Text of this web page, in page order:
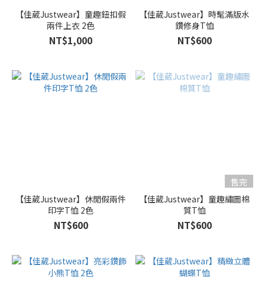
【佳葳Justwear】童趣鈕扣假
兩件上衣 2色
NT$1,000
【佳葳Justwear】時髦滿版水
鑽修身T恤
NT$600
【佳葳Justwear】休閒假兩件
印字T恤 2色
NT$600
售完
【佳葳Justwear】童趣繡圖棉
質T恤
NT$600